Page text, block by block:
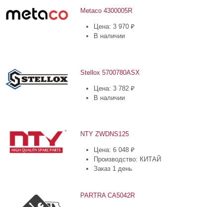
Metaco 4300005R
Цена: 3 970 ₽
В наличии
Stellox 5700780ASX
Цена: 3 782 ₽
В наличии
NTY ZWDNS125
Цена: 6 048 ₽
Производство: КИТАЙ
Заказ 1 день
PARTRA CA5042R